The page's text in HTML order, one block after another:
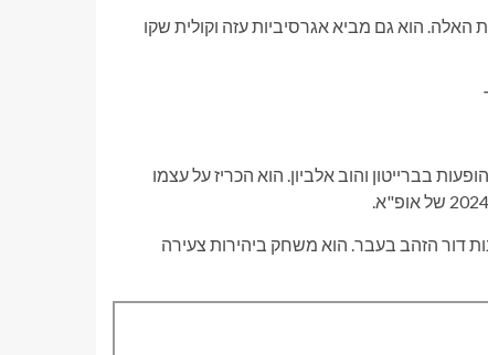
האלה. הוא גם מביא אגרסיביות עזה וקולית שקו
דה קויפר מגיע אחרי עונה ראויה עם השחפים, אחרי שרשם העונה 31 הופעות בברייטון והוב אלביון. הוא הכריז על עצמו
דור הזהב בעבר. הוא משחק ביהירות צעירה